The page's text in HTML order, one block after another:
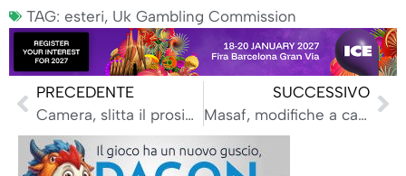
TAG: esteri, Uk Gambling Commission
PRECEDENTE
Camera, slitta il prosieguo dell’esame delle mozioni sul gioco
SUCCESSIVO
Masaf, modifiche a calendario corse ippiche 2026: interventi a Livorno e Sassari